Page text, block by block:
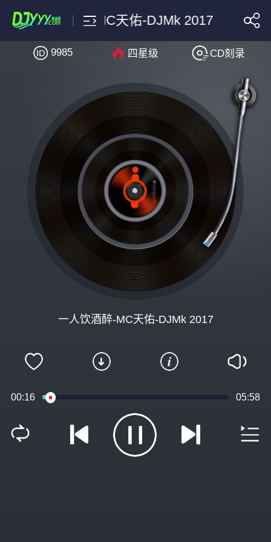
搜索
一人饮酒醉-MC天佑-DJMk
一人饮酒醉-MC天佑-DJMk 2017
9985 四星级 CD刻录
00:16 05:58